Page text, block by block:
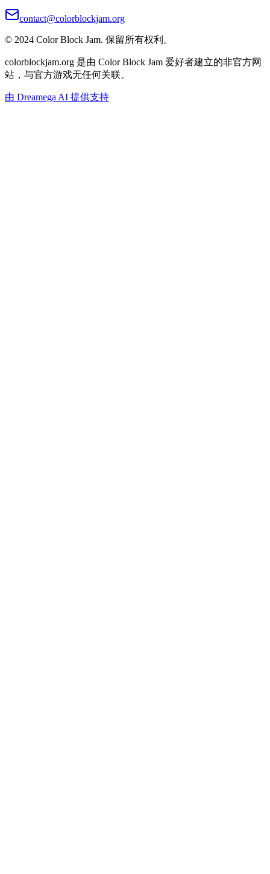
contact@colorblockjam.org
© 2024 Color Block Jam. 保留所有权利。
colorblockjam.org 是由 Color Block Jam 爱好者建立的非官方网
站，与官方游戏无任何关联。
由 Dreamega AI 提供支持